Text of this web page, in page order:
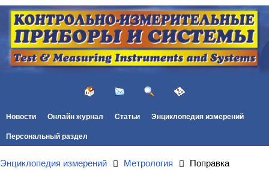
Новости Онлайн журнал Статьи Энциклопедия измерений
Персональный раздел
Энциклопедия измерений Метрология Поправка